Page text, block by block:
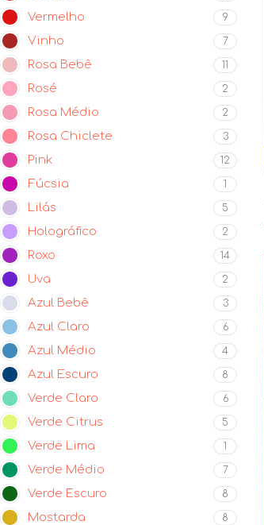
Vermelho 9
Vinho 7
Rosa Bebê 11
Rosé 2
Rosa Médio 2
Rosa Chiclete 3
Pink 12
Fúcsia 1
Lilás 5
Holográfico 2
Roxo 14
Uva 2
Azul Bebê 3
Azul Claro 6
Azul Médio 4
Azul Escuro 8
Verde Claro 6
Verde Citrus 5
Verde Lima 1
Verde Médio 7
Verde Escuro 8
Mostarda 8